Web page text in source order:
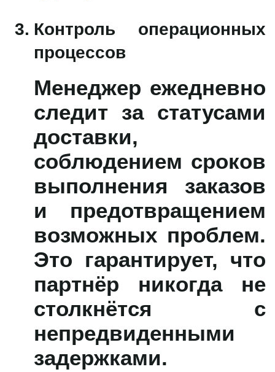
Контроль операционных
процессов
Менеджер ежедневно
следит за статусами
доставки,
соблюдением сроков
выполнения заказов
и предотвращением
возможных проблем.
Это гарантирует, что
партнёр никогда не
столкнётся с
непредвиденными
задержками.